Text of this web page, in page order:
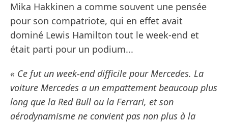
Mika Hakkinen a comme souvent une pensée
pour son compatriote, qui en effet avait
dominé Lewis Hamilton tout le week-end et
était parti pour un podium...
« Ce fut un week-end difficile pour Mercedes. La
voiture Mercedes a un empattement beaucoup plus
long que la Red Bull ou la Ferrari, et son
aérodynamisme ne convient pas non plus à la